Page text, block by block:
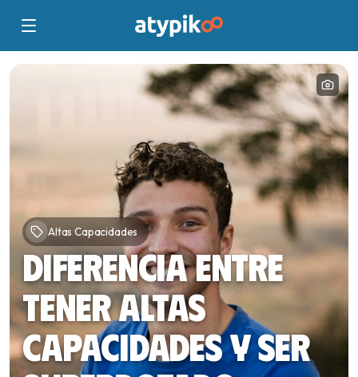
Altas Capacidades
Diferencia entre
tener altas
capacidades y ser